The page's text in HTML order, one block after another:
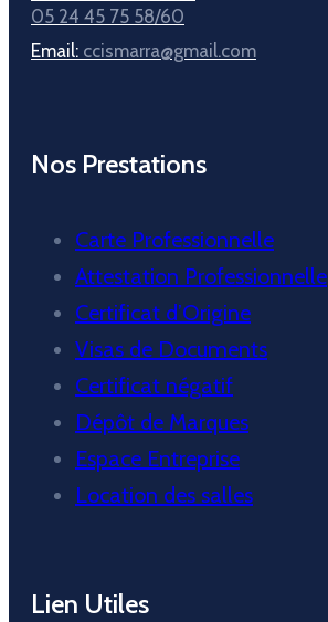
05 24 45 75 58/60
Email: ccismarra@gmail.com
Nos Prestations
Carte Professionnelle
Attestation Professionnelle
Certificat d’Origine
Visas de Documents
Certificat négatif
Dépôt de Marques
Espace Entreprise
Location des salles
Lien Utiles